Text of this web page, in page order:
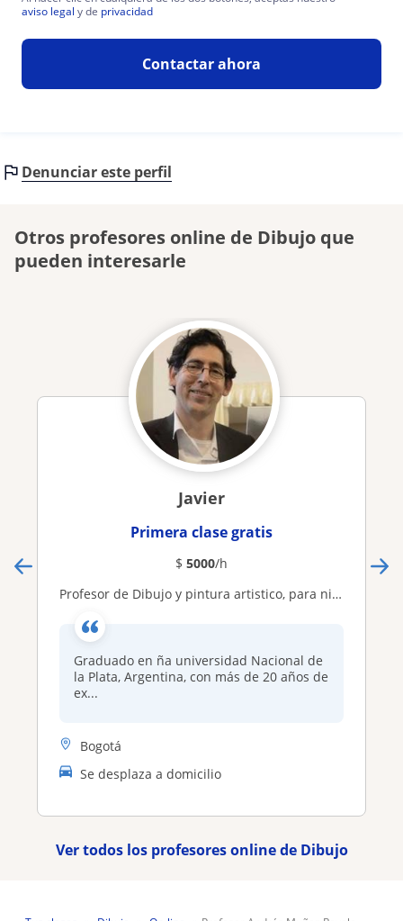
aviso legal y de privacidad
Contactar ahora
Denunciar este perfil
Otros profesores online de Dibujo que
pueden interesarle
Javier
Primera clase gratis
$ 5000/h
Profesor de Dibujo y pintura artistico, para niños, adolescentes y adultos, de forma Online
Graduado en ña universidad Nacional de
la Plata, Argentina, con más de 20 años de
ex...
Bogotá
Se desplaza a domicilio
Ver todos los profesores online de Dibujo